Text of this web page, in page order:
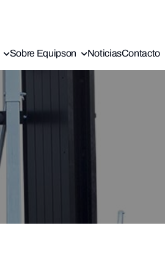
Sobre Equipson NoticiasContacto